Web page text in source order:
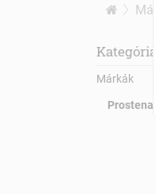
Márkák
Prostenal